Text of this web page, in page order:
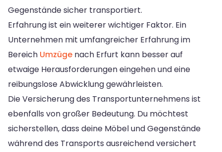
Gegenstände sicher transportiert.
Erfahrung ist ein weiterer wichtiger Faktor. Ein
Unternehmen mit umfangreicher Erfahrung im
Bereich Umzüge nach Erfurt kann besser auf
etwaige Herausforderungen eingehen und eine
reibungslose Abwicklung gewährleisten.
Die Versicherung des Transportunternehmens ist
ebenfalls von großer Bedeutung. Du möchtest
sicherstellen, dass deine Möbel und Gegenstände
während des Transports ausreichend versichert